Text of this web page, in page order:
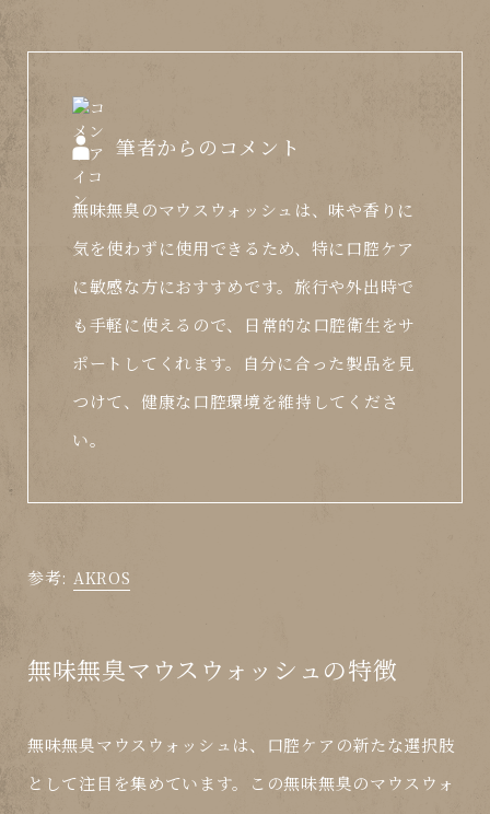
筆者からのコメント
無味無臭のマウスウォッシュは、味や香りに
気を使わずに使用できるため、特に口腔ケア
に敏感な方におすすめです。旅行や外出時で
も手軽に使えるので、日常的な口腔衛生をサ
ポートしてくれます。自分に合った製品を見
つけて、健康な口腔環境を維持してくださ
い。
参考: AKROS
無味無臭マウスウォッシュの特徴
無味無臭マウスウォッシュは、口腔ケアの新たな選択肢
として注目を集めています。この無味無臭のマウスウォ